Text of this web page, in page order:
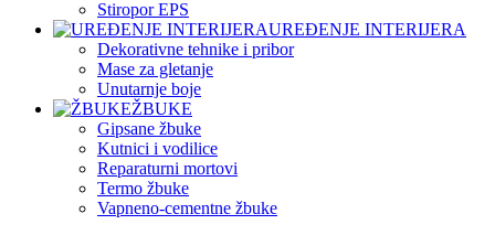
Stiropor EPS
UREĐENJE INTERIJERA
Dekorativne tehnike i pribor
Mase za gletanje
Unutarnje boje
ŽBUKE
Gipsane žbuke
Kutnici i vodilice
Reparaturni mortovi
Termo žbuke
Vapneno-cementne žbuke